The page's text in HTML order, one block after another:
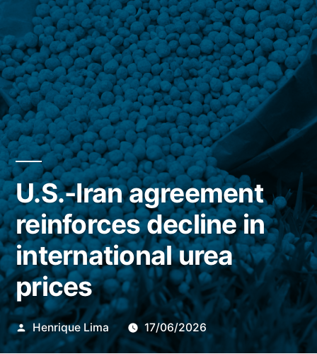
U.S.-Iran agreement
reinforces decline in
international urea
prices
Publicado
por
Henrique Lima 17/06/2026